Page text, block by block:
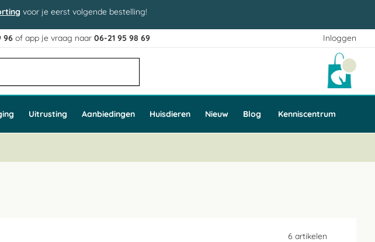
voor je eerst volgende bestelling!
Inloggen
96 of app je vraag naar06-21 95 98 69
Uitrusting Aanbiedingen Huisdieren Nieuw Blog Kenniscentrum
6 artikelen